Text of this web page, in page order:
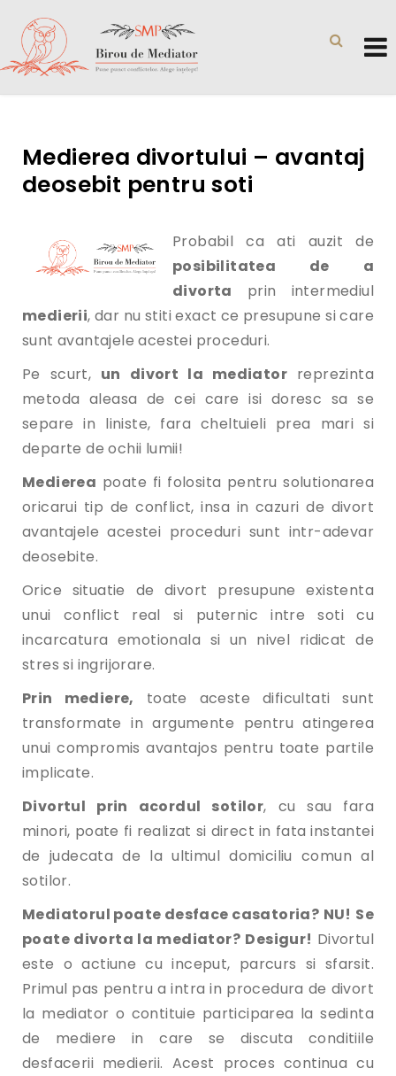
Medierea divortului – avantaj
deosebit pentru soti
Probabil ca ati auzit de
posibilitatea de a
divorta prin intermediul
medierii, dar nu stiti exact ce presupune si care
sunt avantajele acestei proceduri.
Pe scurt, un divort la mediator reprezinta
metoda aleasa de cei care isi doresc sa se
separe in liniste, fara cheltuieli prea mari si
departe de ochii lumii!
Medierea poate fi folosita pentru solutionarea
oricarui tip de conflict, insa in cazuri de divort
avantajele acestei proceduri sunt intr-adevar
deosebite.
Orice situatie de divort presupune existenta
unui conflict real si puternic intre soti cu
incarcatura emotionala si un nivel ridicat de
stres si ingrijorare.
Prin mediere, toate aceste dificultati sunt
transformate in argumente pentru atingerea
unui compromis avantajos pentru toate partile
implicate.
Divortul prin acordul sotilor, cu sau fara
minori, poate fi realizat si direct in fata instantei
de judecata de la ultimul domiciliu comun al
sotilor.
Mediatorul poate desface casatoria? NU! Se
poate divorta la mediator? Desigur! Divortul
este o actiune cu inceput, parcurs si sfarsit.
Primul pas pentru a intra in procedura de divort
la mediator o contituie participarea la sedinta
de mediere in care se discuta conditiile
desfacerii medierii. Acest proces continua cu